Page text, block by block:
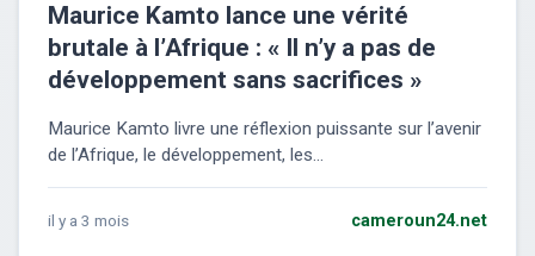
Maurice Kamto lance une vérité
brutale à l’Afrique : « Il n’y a pas de
développement sans sacrifices »
Maurice Kamto livre une réflexion puissante sur l’avenir
de l’Afrique, le développement, les...
il y a 3 mois cameroun24.net